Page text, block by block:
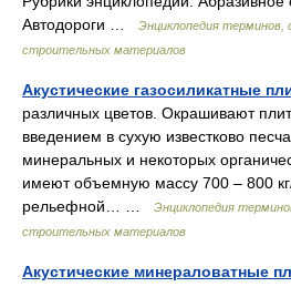
Автодороги …
Энциклопедия терминов,
строительных материалов
Акустические газосиликатные
различных цветов. Окрашивают
введением в сухую известково
минеральных и некоторых
имеют объемную массу 700 – 800
рельефной… …
Энциклопедия
строительных материалов
Акустические минераловатные